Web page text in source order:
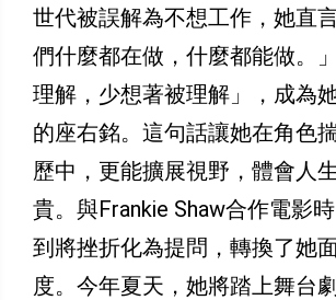
世代被誤解為不想工作，她直
們什麼都在做，什麼都能做。
理解，少想著被理解」，成為
的座右銘。這句話讓她在角色
歷中，更能擴展視野，體會人
貴。與Frankie Shaw合作電影
到將挫折化為提問，轉換了她
度。今年夏天，她將踏上舞台